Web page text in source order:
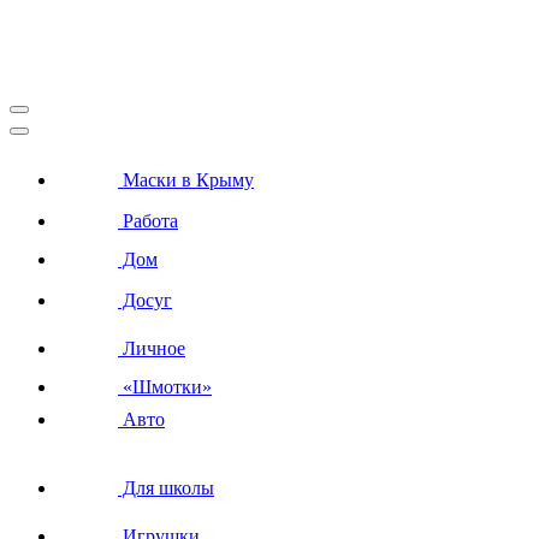
Маски в Крыму
Работа
Дом
Досуг
Личное
«Шмотки»
Авто
Для школы